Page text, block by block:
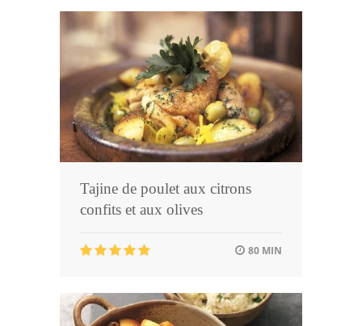
Tajine de poulet aux citrons
confits et aux olives
80 MIN